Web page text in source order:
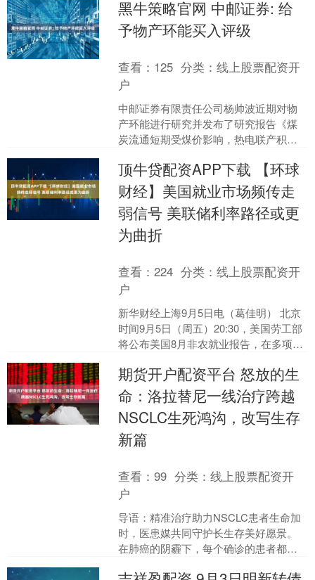
讨一下属龙夫妻的幸福密码....
黑牛策略官网 中邮证券: 给
予物产环能买入评级
查看： 125 分类：线上股票配资开
户
中邮证券有限责任公司杨帅波近期对物
产环能进行研究并发布了研究报告《煤
炭流通短期受煤价影响，热电联产积极
级。 物产环能(6030....
顶牛贷配资APP下载 【环球
财经】美国就业市场频传走
弱信号 美联储利率路径或更
为曲折
查看：224 分类：线上股票配资开
户
新华财经上海9月5日电（葛佳明） 北京
时间9月5日（周五）20:30，美国劳工部
将公布美国8月非农就业报告，在多项就
业报告可能....
期货开户配资平台 怒放的生
命：洛拉替尼一线治疗跨越
NSCLC生死鸿沟，改写生存
新篇
查看：99 分类：线上股票配资开
户
导语：精准治疗助力NSCLC患者生命加
时，医患媒共同守护长生存美好愿景。
在肺癌的阴霾下，每个确诊的患者都曾